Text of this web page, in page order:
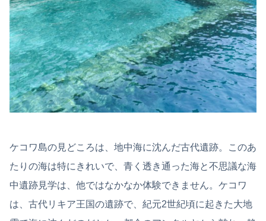
ケコワ島の見どころは、地中海に沈んだ古代遺跡。このあ
たりの海は特にきれいで、青く透き通った海と不思議な海
中遺跡見学は、他ではなかなか体験できません。ケコワ
は、古代リキア王国の遺跡で、紀元2世紀頃に起きた大地